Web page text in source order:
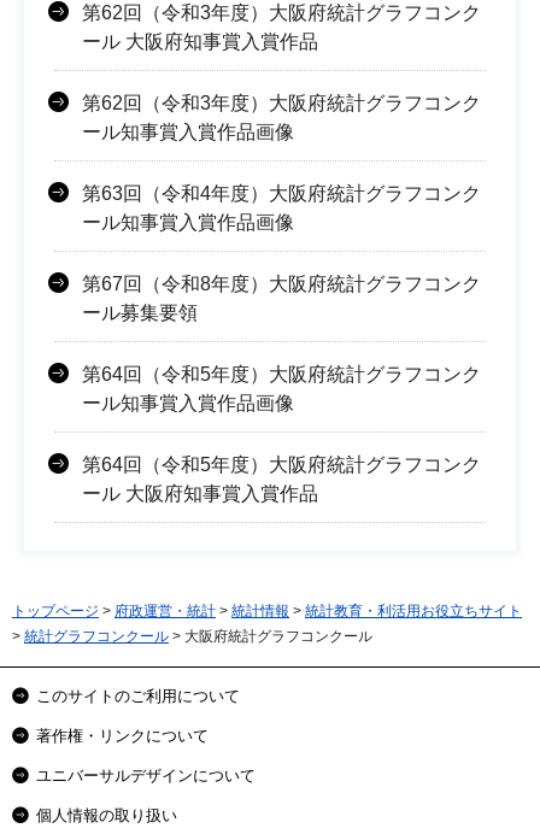
第62回（令和3年度）大阪府統計グラフコンク
ール 大阪府知事賞入賞作品
第62回（令和3年度）大阪府統計グラフコンク
ール知事賞入賞作品画像
第63回（令和4年度）大阪府統計グラフコンク
ール知事賞入賞作品画像
第67回（令和8年度）大阪府統計グラフコンク
ール募集要領
第64回（令和5年度）大阪府統計グラフコンク
ール知事賞入賞作品画像
第64回（令和5年度）大阪府統計グラフコンク
ール 大阪府知事賞入賞作品
トップページ > 府政運営・統計 > 統計情報 > 統計教育・利活用お役立ちサイト
> 統計グラフコンクール > 大阪府統計グラフコンクール
このサイトのご利用について
著作権・リンクについて
ユニバーサルデザインについて
個人情報の取り扱い